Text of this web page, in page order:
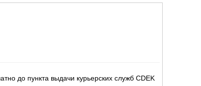
до пункта выдачи курьерских служб CDEK